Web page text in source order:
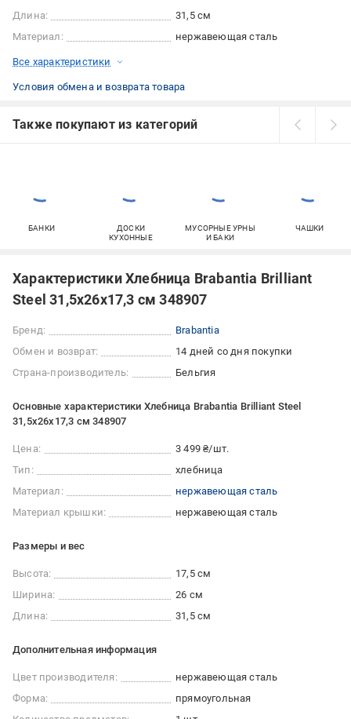
Длина:
31,5 см
Материал:
нержавеющая сталь
Все характеристики
Условия обмена и возврата товара
Также покупают из категорий
БАНКИ
ДОСКИ
КУХОННЫЕ
МУСОРНЫЕ УРНЫ
И БАКИ
ЧАШКИ
Характеристики Хлебница Brabantia Brilliant
Steel 31,5х26х17,3 см 348907
Бренд:
Brabantia
Обмен и возврат:
14 дней со дня покупки
Страна-производитель:
Бельгия
Основные характеристики Хлебница Brabantia Brilliant Steel
31,5х26х17,3 см 348907
Цена:
3 499 ₴/шт.
Тип:
хлебница
Материал:
нержавеющая сталь
Материал крышки:
нержавеющая сталь
Размеры и вес
Высота:
17,5 см
Ширина:
26 см
Длина:
31,5 см
Дополнительная информация
Цвет производителя:
нержавеющая сталь
Форма:
прямоугольная